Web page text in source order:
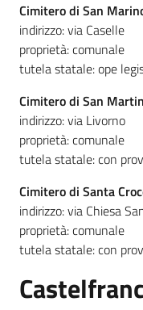
Cimitero di San
indirizzo: via Caselle
proprietà: comunale
tutela statale: ope
Cimitero di San
indirizzo: via Livorno
proprietà: comunale
tutela statale: con
Cimitero di Santa
indirizzo: via Chiesa
proprietà: comunale
tutela statale: con